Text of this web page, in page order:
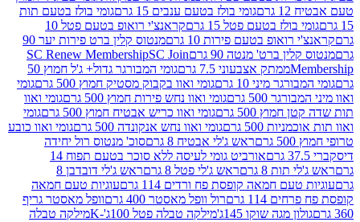
גומי בולז בטעם ענבים 15 גרם
גומי בולז בטעם תות
בולז בטעם פטל 15 גרם
קראנצ'י רואופ בטעם פטל 10
בטעם פירות 10 גרם
מנטוס קלין ברט פירות יער 90
ברט' מנטה 90 גרם
SC Renew MembershipSC Join
ממתק אצבעוני 7.5 גרם
גומי המבורגר גדול+ ג'ל חמוץ 50
מיני 10 גרם
גומי ואוו בקבוק מסטיק חמוץ 500 גרם
גומי
500 גרם
גומי ואוו נחש פירות חמוץ 500 גרם
גומי ואוו
500 גרם
גומי ואוו כריש אבטיח חמוץ 500 גרם
גומי
500 גרם
גומי ואוו נחש אנקונדה 500 גרם
גומי ואוו כובע
ראש ג'לי אבטיח 8 גרם
סוכ' מנטוס רול יחידה
אורביט גומי לעיסה ללא סוכר בטעם תפוח 14
8 גרם
ראש ג'לי פטל 8 גרם
ראש ג'לי דובדבן 8
חמאה קופסת פח ורדים 114 גרם
עוגיות טעם חמאה
114 גרם
רול וופל מאסטר 400 גרם
וופל מאסטר גריף
מגה שוקו 145ג'
מילקה טבלה פטל 100ג'-K
מילקה טבלה